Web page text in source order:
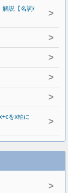
解説【名詞/
>
>
>
>
>
をx軸に
>
>